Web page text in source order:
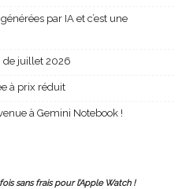
par IA et c’est une
de juillet 2026
à prix réduit
à Gemini Notebook !
sans frais pour l’Apple Watch !